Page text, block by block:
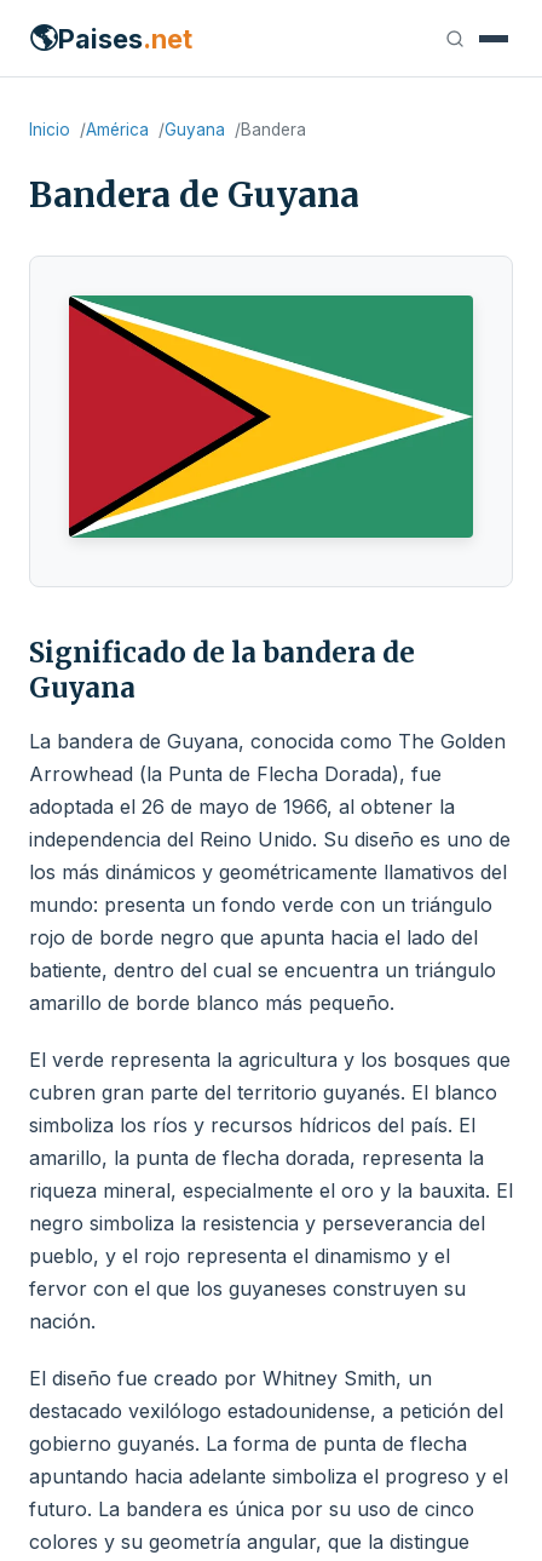
🌎Paises.net
Inicio América Guyana Bandera
Bandera de Guyana
Significado de la bandera de
Guyana
La bandera de Guyana, conocida como The Golden
Arrowhead (la Punta de Flecha Dorada), fue
adoptada el 26 de mayo de 1966, al obtener la
independencia del Reino Unido. Su diseño es uno de
los más dinámicos y geométricamente llamativos del
mundo: presenta un fondo verde con un triángulo
rojo de borde negro que apunta hacia el lado del
batiente, dentro del cual se encuentra un triángulo
amarillo de borde blanco más pequeño.
El verde representa la agricultura y los bosques que
cubren gran parte del territorio guyanés. El blanco
simboliza los ríos y recursos hídricos del país. El
amarillo, la punta de flecha dorada, representa la
riqueza mineral, especialmente el oro y la bauxita. El
negro simboliza la resistencia y perseverancia del
pueblo, y el rojo representa el dinamismo y el
fervor con el que los guyaneses construyen su
nación.
El diseño fue creado por Whitney Smith, un
destacado vexilólogo estadounidense, a petición del
gobierno guyanés. La forma de punta de flecha
apuntando hacia adelante simboliza el progreso y el
futuro. La bandera es única por su uso de cinco
colores y su geometría angular, que la distingue